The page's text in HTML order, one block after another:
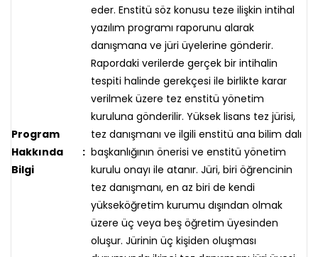
Program
Hakkında
Bilgi
:
eder. Enstitü söz konusu teze ilişkin intihal
yazılım programı raporunu alarak
danışmana ve jüri üyelerine gönderir.
Rapordaki verilerde gerçek bir intihalin
tespiti halinde gerekçesi ile birlikte karar
verilmek üzere tez enstitü yönetim
kuruluna gönderilir. Yüksek lisans tez jürisi,
tez danışmanı ve ilgili enstitü ana bilim dalı
başkanlığının önerisi ve enstitü yönetim
kurulu onayı ile atanır. Jüri, biri öğrencinin
tez danışmanı, en az biri de kendi
yükseköğretim kurumu dışından olmak
üzere üç veya beş öğretim üyesinden
oluşur. Jürinin üç kişiden oluşması